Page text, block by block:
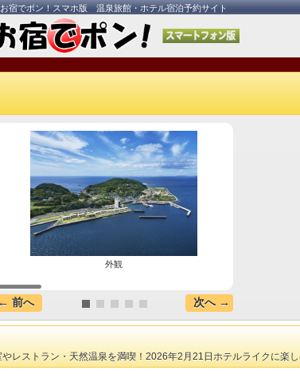
お宿でポン！スマホ版 温泉旅館・ホテル宿泊予約サイト
外観
← 前へ 次へ →
レストラン・天然温泉を満喫！2026年2月21日ホテルライクに